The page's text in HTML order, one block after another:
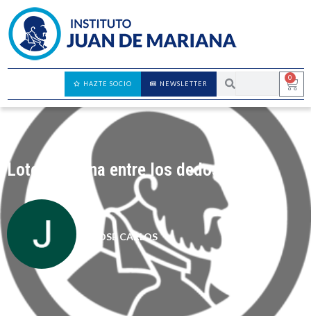
0
NEWSLETTER
HAZTE SOCIO
Lotería, arena entre los dedos
JOSÉ CARLOS